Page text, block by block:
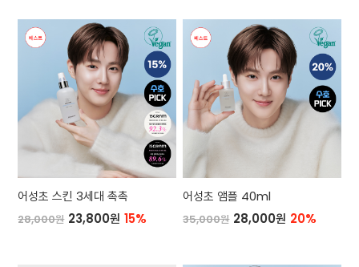
어성초 스킨 3세대 촉촉
28,000원 23,800원 15%
어성초 앰플 40ml
35,000원 28,000원 20%